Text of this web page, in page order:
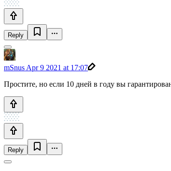
Reply
mSnus Apr 9 2021 at 17:07
Простите, но если 10 дней в году вы
Reply